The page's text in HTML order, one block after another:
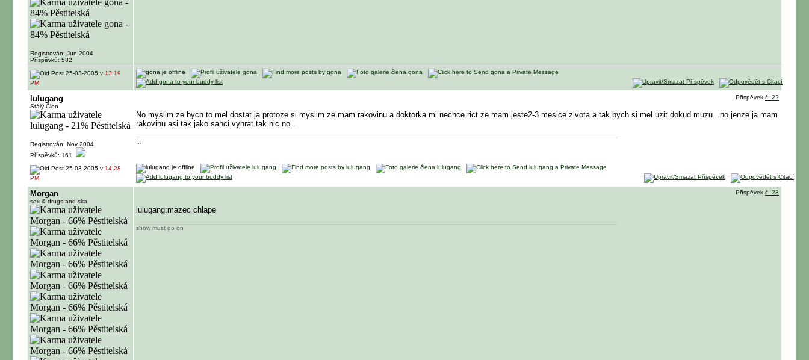
Registrován: Jun 2004
Příspěvků: 582
25-03-2005 v 13:19
PM
lulugang
Stálý Člen
Registrován: Nov 2004
Příspěvků: 161
Příspěvek č. 22
No myslim ze bych to mel dostat ja protoze si myslim ze mam rakovinu a doktorka mi nechce rict ze mam jeste2-3 mesice zivota a tak bych si mel uzit dokud muzu...no jenze ja mam
rakovinu asi tak jako sanci vyhrat tak nic no..
25-03-2005 v 14:28
PM
Morgan
sex & drugs and ska
Příspěvek č. 23
lulugang:mazec chlape
show must go on